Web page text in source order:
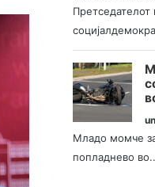
Претседателот
Младо момче
попладнево